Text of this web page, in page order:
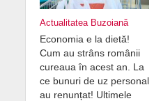
Actualitatea Buzoiană
Economia e la dietă!
Cum au strâns românii
cureaua în acest an. La
ce bunuri de uz personal
au renunțat! Ultimele